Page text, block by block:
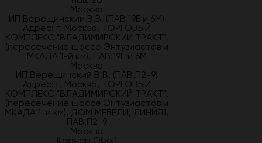
Москва
ИП Верещинский В.В. (ПАВ.19Е и 6М)
Адрес: г. Москва, ТОРГОВЫЙ
КОМПЛЕКС "ВЛАДИМИРСКИЙ ТРАКТ",
(пересечение шоссе Энтузиастов и
МКАДА 1-й км), ПАВ.19Е и 6М
Москва
ИП Верещинский В.В. (ПАВ.П2-9)
Адрес: г. Москва, ТОРГОВЫЙ
КОМПЛЕКС "ВЛАДИМИРСКИЙ ТРАКТ",
(пересечение шоссе Энтузиастов и
МКАДА 1-й км), ДОМ МЕБЕЛИ, ЛИНИЯ1,
ПАВ.П2-9
Москва
Корнер Oboi1